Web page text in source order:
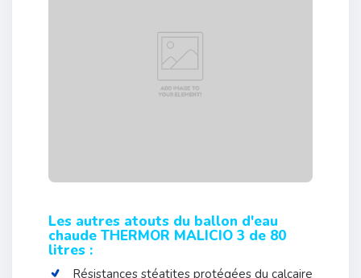
Les autres atouts du ballon d'eau
chaude THERMOR MALICIO 3 de 80
litres :
Résistances stéatites protégées du calcaire